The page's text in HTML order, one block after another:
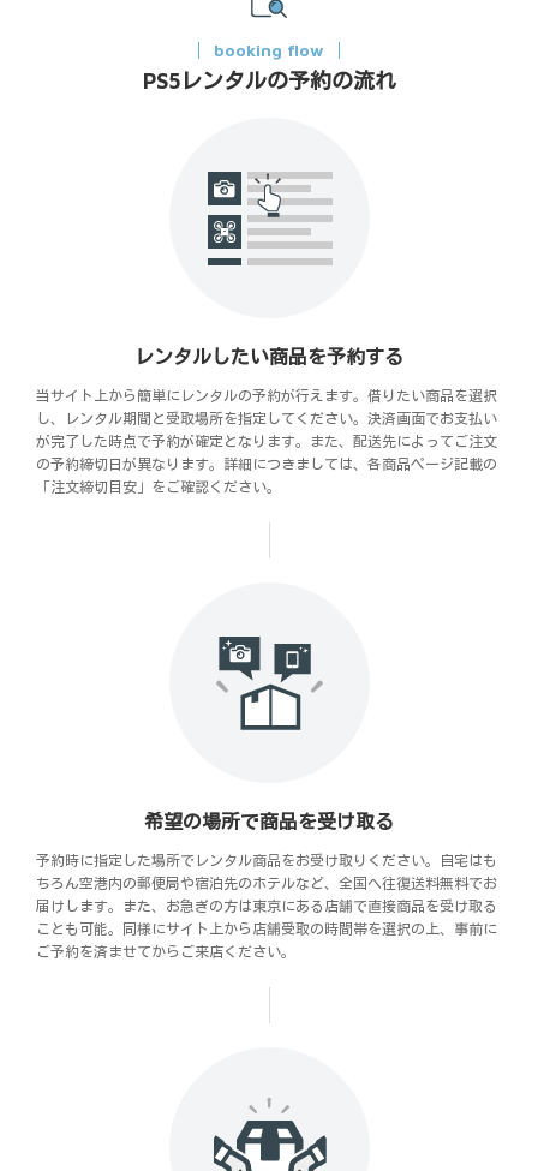
booking flow
PS5レンタルの予約の流れ
レンタルしたい商品を予約する
当サイト上から簡単にレンタルの予約が行えます。借りたい商品を選択
し、レンタル期間と受取場所を指定してください。決済画面でお支払い
が完了した時点で予約が確定となります。また、配送先によってご注文
の予約締切日が異なります。詳細につきましては、各商品ページ記載の
「注文締切目安」をご確認ください。
希望の場所で商品を受け取る
予約時に指定した場所でレンタル商品をお受け取りください。自宅はも
ちろん空港内の郵便局や宿泊先のホテルなど、全国へ往復送料無料でお
届けします。また、お急ぎの方は東京にある店舗で直接商品を受け取る
ことも可能。同様にサイト上から店舗受取の時間帯を選択の上、事前に
ご予約を済ませてからご来店ください。